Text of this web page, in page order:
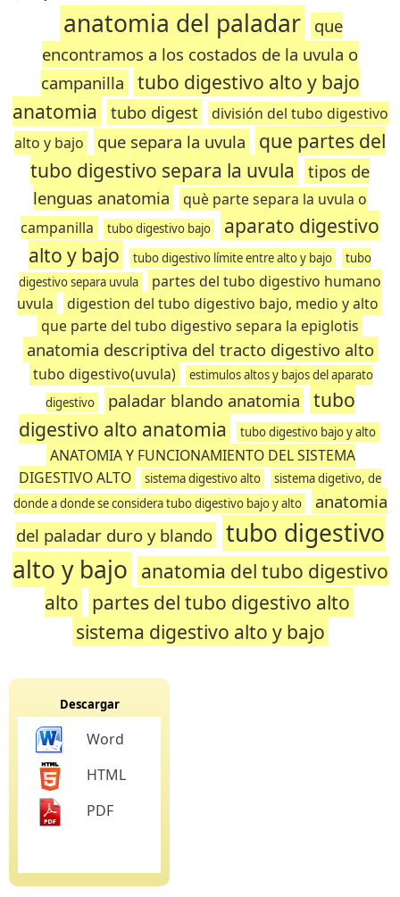
anatomia del paladar
que
encontramos a los costados de la uvula o
campanilla
tubo digestivo alto y bajo
anatomia
tubo digest
división del tubo digestivo
alto y bajo
que separa la uvula
que partes del
tubo digestivo separa la uvula
tipos de
lenguas anatomia
què parte separa la uvula o
campanilla
tubo digestivo bajo
aparato digestivo
alto y bajo
tubo digestivo límite entre alto y bajo
tubo
digestivo separa uvula
partes del tubo digestivo humano
uvula
digestion del tubo digestivo bajo, medio y alto
que parte del tubo digestivo separa la epiglotis
anatomia descriptiva del tracto digestivo alto
tubo digestivo(uvula)
estimulos altos y bajos del aparato
digestivo
paladar blando anatomia
tubo
digestivo alto anatomia
tubo digestivo bajo y alto
ANATOMIA Y FUNCIONAMIENTO DEL SISTEMA
DIGESTIVO ALTO
sistema digestivo alto
sistema digetivo, de
donde a donde se considera tubo digestivo bajo y alto
anatomia
del paladar duro y blando
tubo digestivo
alto y bajo anatomia del tubo digestivo
alto partes del tubo digestivo alto
sistema digestivo alto y bajo
Descargar
Word
HTML
PDF